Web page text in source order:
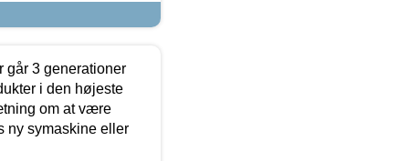
går 3 generationer
i den højeste
om at være
ny symaskine eller